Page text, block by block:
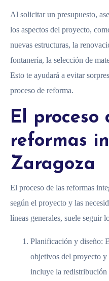
Al solicitar un presupuesto,
los aspectos del proyecto,
nuevas estructuras, la
fontanería, la selección de
Esto te ayudará a evitar
proceso de reforma.
El proceso
reformas
Zaragoza
El proceso de las reformas
según el proyecto y las
líneas generales, suele seguir
Planificación y diseño:
objetivos del proyecto y
incluye la redistribución